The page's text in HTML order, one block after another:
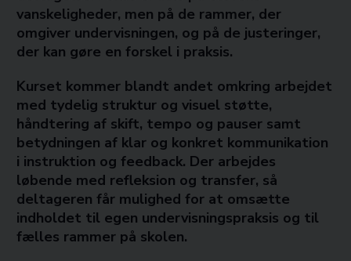
vanskeligheder, men på de rammer, der
omgiver undervisningen, og på de justeringer,
der kan gøre en forskel i praksis.
Kurset kommer blandt andet omkring arbejdet
med tydelig struktur og visuel støtte,
håndtering af skift, tempo og pauser samt
betydningen af klar og konkret kommunikation
i instruktion og feedback. Der arbejdes
løbende med refleksion og transfer, så
deltageren får mulighed for at omsætte
indholdet til egen undervisningspraksis og til
fælles rammer på skolen.